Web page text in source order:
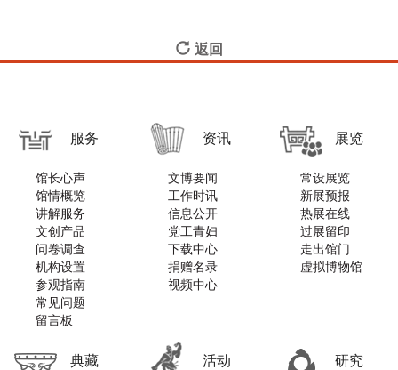
返回
服务
馆长心声
馆情概览
讲解服务
文创产品
问卷调查
机构设置
参观指南
常见问题
留言板
资讯
文博要闻
工作时讯
信息公开
党工青妇
下载中心
捐赠名录
视频中心
展览
常设展览
新展预报
热展在线
过展留印
走出馆门
虚拟博物馆
典藏 活动 研究